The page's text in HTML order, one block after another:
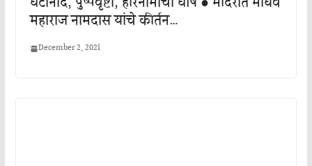
महाराज नामदास यांचे कीर्तन…
December 2, 2021